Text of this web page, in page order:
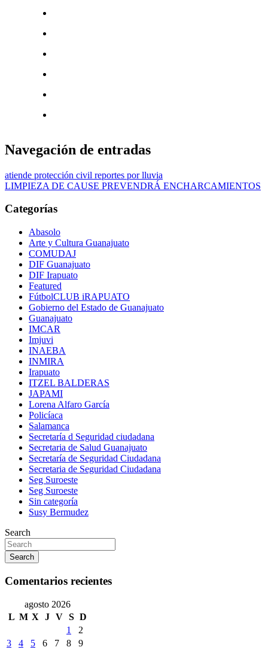
Navegación de entradas
atiende protección civil reportes por lluvia
LIMPIEZA DE CAUSE PREVENDRÁ ENCHARCAMIENTOS
Categorías
Abasolo
Arte y Cultura Guanajuato
COMUDAJ
DIF Guanajuato
DIF Irapuato
Featured
FútbolCLUB iRAPUATO
Gobierno del Estado de Guanajuato
Guanajuato
IMCAR
Imjuvi
INAEBA
INMIRA
Irapuato
ITZEL BALDERAS
JAPAMI
Lorena Alfaro García
Policíaca
Salamanca
Secretaría d Seguridad ciudadana
Secretaria de Salud Guanajuato
Secretaría de Seguridad Ciudadana
Secretaria de Seguridad Ciudadana
Seg Suroeste
Seg Suroeste
Sin categoría
Susy Bermudez
Search
Search
Comentarios recientes
agosto 2026
L M X J V S D
1
2
3
4 5 6 7 8
9